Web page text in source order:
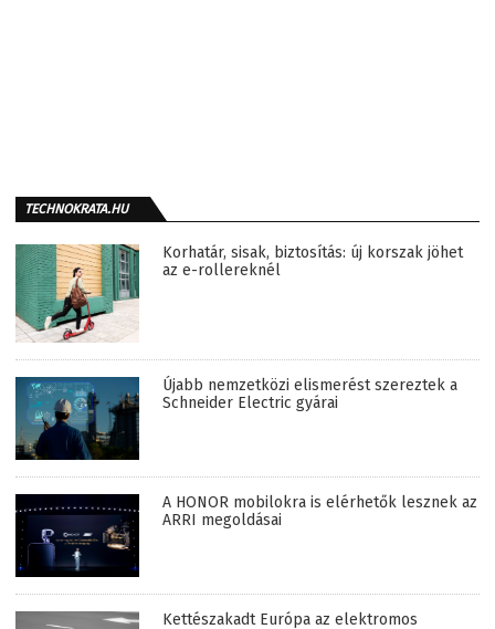
TECHNOKRATA.HU
Korhatár, sisak, biztosítás: új korszak jöhet
az e-rollereknél
Újabb nemzetközi elismerést szereztek a
Schneider Electric gyárai
A HONOR mobilokra is elérhetők lesznek az
ARRI megoldásai
Kettészakadt Európa az elektromos